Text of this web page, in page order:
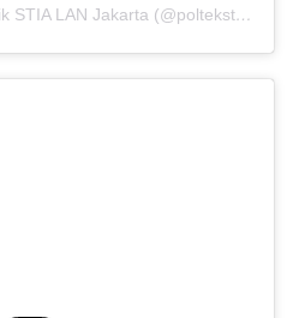
A post shared by Politeknik STIA LAN Jakarta (@poltekstialanjkt)